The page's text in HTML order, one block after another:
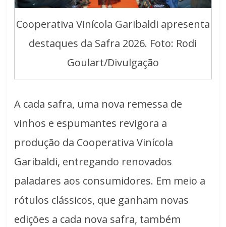
Cooperativa Vinícola Garibaldi apresenta
destaques da Safra 2026. Foto: Rodi
Goulart/Divulgação
A cada safra, uma nova remessa de
vinhos e espumantes revigora a
produção da Cooperativa Vinícola
Garibaldi, entregando renovados
paladares aos consumidores. Em meio a
rótulos clássicos, que ganham novas
edições a cada nova safra, também